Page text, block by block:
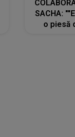
SACHA:
o piesă